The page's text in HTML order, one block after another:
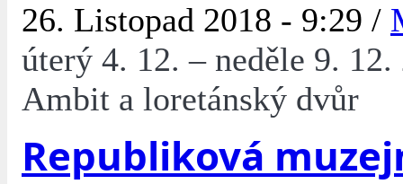
26. Listopad 2018 - 9:29 /
úterý 4. 12. – neděle 9. 12.
Ambit a loretánský dvůr
Republiková